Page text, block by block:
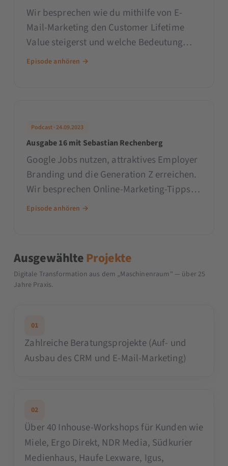
Wir besprechen wie du mithilfe von E-
Mail-Marketing den Customer Lifetime
Value steigerst und welche Bedeutung
eine durchdachte Datenstrategie dabei
Episode anhören →
Podcast · 24.09.2023
Ausgabe 16 mit Sebastian Rechenberg
Google Jobs nutzen, attraktives Employer
Branding und die Generation Z erreichen.
Wir besprechen Online-Marketing-Tipps
von add2, Karrierebibel, Workwise und
Episode anhören →
Ausgewählte Projekte
Digitale Transformation aus dem „Maschinenraum" — über 25
Jahre Praxis.
01
Zahlreiche Beratungsprojekte (Auf- und
Ausbau des CRM und E-Mail-Marketing)
02
Über 40 Inhouse-Workshops für Kunden wie
Miele, Ergo Direkt, NDR Media, Südkurier
Medienhaus, Haufe Lexware, Igus,